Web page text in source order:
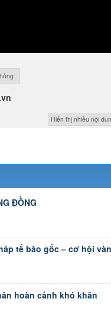
Hiển thị nhiều nội
ĐỒNG
tế bào gốc – cơ hội
hoàn cảnh khó khăn